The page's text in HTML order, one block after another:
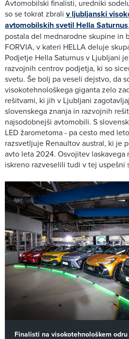
Avtomobilski finalisti, uredniki
so se tokrat zbrali v ljubljanski
avtomobilskih svetil Hella Saturnus
postala del mednarodne skupine in
FORVIA, v kateri HELLA deluje
Podjetje Hella Saturnus v Ljubljani
razvojnih centrov podjetja, ki so
svetu. Še bolj pa veseli dejstvo, da
visokotehnološkega giganta zelo
rešitvami, ki jih v Ljubljani
slovenskega znanja in razvojnih
najsodobnejši avtomobili. S
LED žarometoma - pa cesto med
razsvetljuje Renaultov austral, ki je
avto leta 2024. Osvojitev laskavega
iskreno razveselili tudi v tej uspešni
Finalisti na visokotehnološkem